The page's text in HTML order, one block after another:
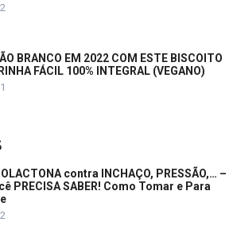
BRANCO EM 2022 COM ESTE BISCOITO
FÁCIL 100% INTEGRAL (VEGANO)
contra INCHAÇO, PRESSÃO,… –
PRECISA SABER! Como Tomar e Para